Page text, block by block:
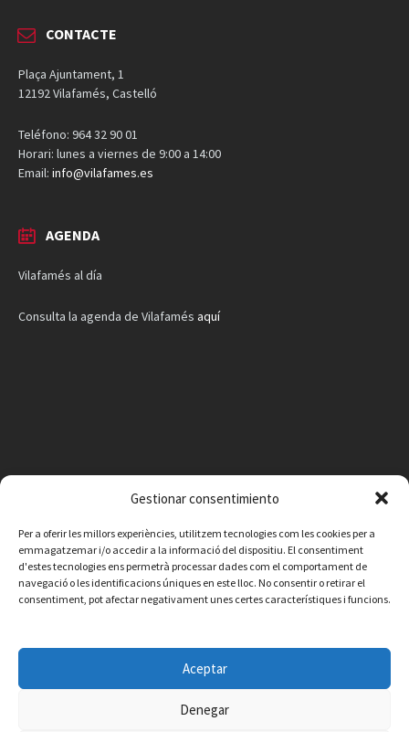
Gestionar consentimiento
Per a oferir les millors experiències, utilitzem tecnologies com les cookies per a
emmagatzemar i/o accedir a la informació del dispositiu. El consentiment
d'estes tecnologies ens permetrà processar dades com el comportament de
navegació o les identificacions úniques en este lloc. No consentir o retirar el
consentiment, pot afectar negativament unes certes característiques i funcions.
Aceptar
Denegar
CONTACTE
Plaça Ajuntament, 1
12192 Vilafamés, Castelló
Teléfono: 964 32 90 01
Horari: lunes a viernes de 9:00 a 14:00
Email: info@vilafames.es
AGENDA
Vilafamés al día
Consulta la agenda de Vilafamés aquí
Política de privacitat
© 2026 Ajuntament de Vilafamés - Desarrollada por